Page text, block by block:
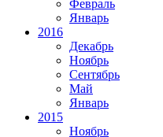
Февраль
Январь
2016
Декабрь
Ноябрь
Сентябрь
Май
Январь
2015
Ноябрь